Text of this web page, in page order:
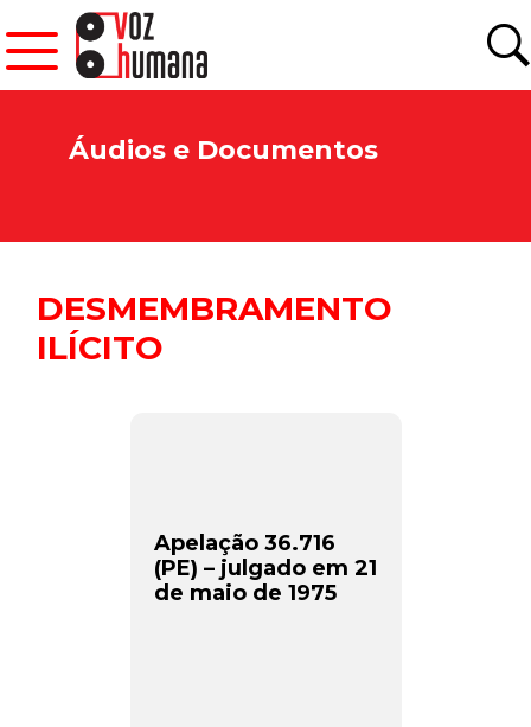
Áudios e Documentos
DESMEMBRAMENTO
ILÍCITO
Apelação 36.716
(PE) – julgado em 21
de maio de 1975